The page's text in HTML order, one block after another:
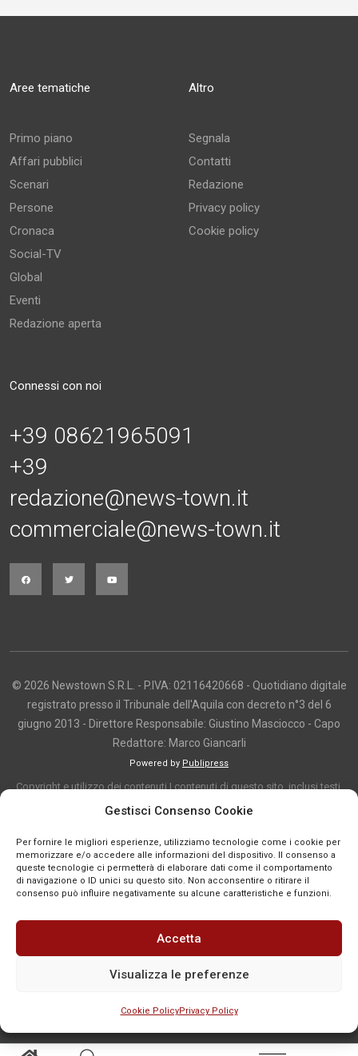
Gestisci Consenso Cookie
Per fornire le migliori esperienze, utilizziamo tecnologie come i cookie per
memorizzare e/o accedere alle informazioni del dispositivo. Il consenso a
queste tecnologie ci permetterà di elaborare dati come il comportamento
di navigazione o ID unici su questo sito. Non acconsentire o ritirare il
consenso può influire negativamente su alcune caratteristiche e funzioni.
Accetta
Visualizza le preferenze
Cookie PolicyPrivacy Policy
Aree tematiche
Primo piano
Affari pubblici
Scenari
Persone
Cronaca
Social-TV
Global
Eventi
Redazione aperta
Altro
Segnala
Contatti
Redazione
Privacy policy
Cookie policy
Connessi con noi
+39 08621965091
+39
redazione@news-town.it
commerciale@news-town.it
© 2026 Newstown S.R.L. - P.IVA: 02116420668 - Quotidiano digitale
registrato presso il Tribunale dell'Aquila con decreto n°3 del 6
giugno 2013 - Direttore Responsabile: Giustino Masciocco - Capo
Redattore: Marco Giancarli
Powered by Publipress
Copyright e utilizzo dei contenuti I contenuti di questo sito, inclusi testi,
articoli, immagini, fotografie, video e grafica, sono protetti da copyright e
indicazione. La riproduzione totale o parziale dei contenuti è consentita
solo previa autorizzazione o citando chiaramente la fonte, con link diretto
alla pagina originale, quando previsto. I contenuti provenienti da terze
parti sono pubblicati a fini informativi e restano di proprietà dei legittimi
titolari dei diritti. Se un contenuto viola diritti d’autore o norme vigenti, è
possibile segnalarlo per la verifica e l’eventuale rimozione tramite
comunicazione mail all'indirizzo redazione@news-town.it